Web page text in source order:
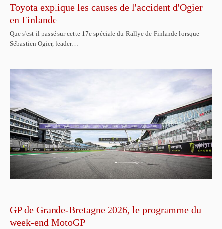
Toyota explique les causes de l'accident d'Ogier
en Finlande
Que s'est-il passé sur cette 17e spéciale du Rallye de Finlande lorsque
Sébastien Ogier, leader…
GP de Grande-Bretagne 2026, le programme du
week-end MotoGP